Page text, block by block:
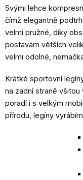
Svými lehce
čímž elegantně
velmi pružné, díky
postavám větších
velmi odolné,
Krátké sportovní
na zadní straně
poradí i s velkým
přírodu, legíny